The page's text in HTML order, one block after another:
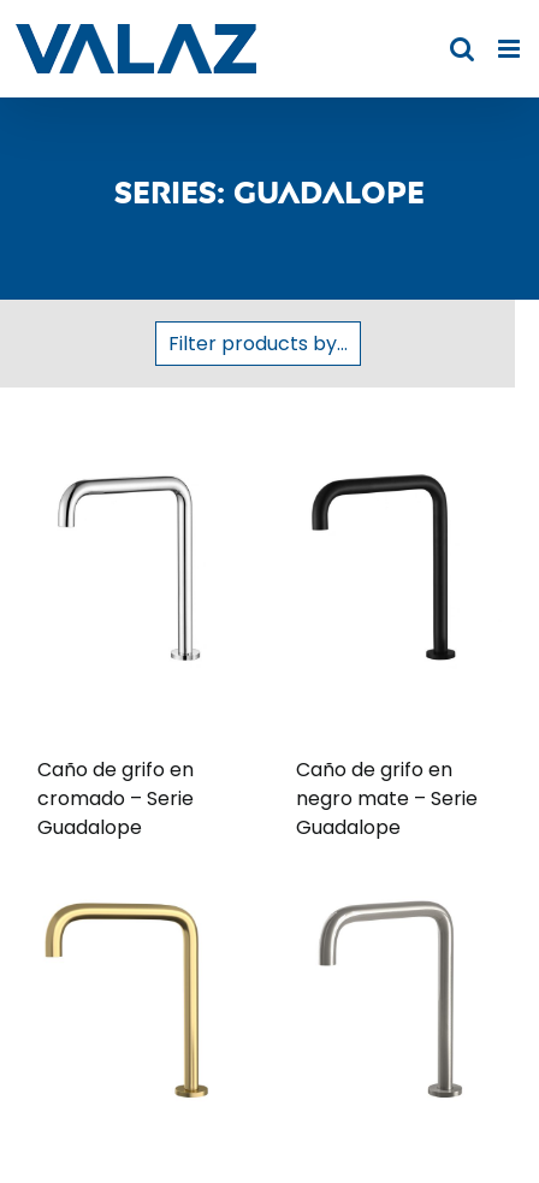
content
Series: Guadalope
Filter products by...
Caño de grifo en
cromado – Serie
Guadalope
Caño de grifo en
negro mate – Serie
Guadalope